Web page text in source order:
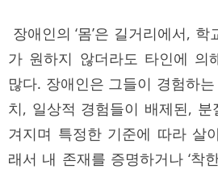
장애인의 ‘몸’은 길거리에서,
가 원하지 않더라도 타인에 의
많다. 장애인은 그들이 경험하
치, 일상적 경험들이 배제된, 분
겨지며 특정한 기준에 따라 살
래서 내 존재를 증명하거나 ‘착